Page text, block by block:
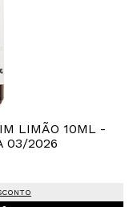
LIMÃO 10ML -
03/2026